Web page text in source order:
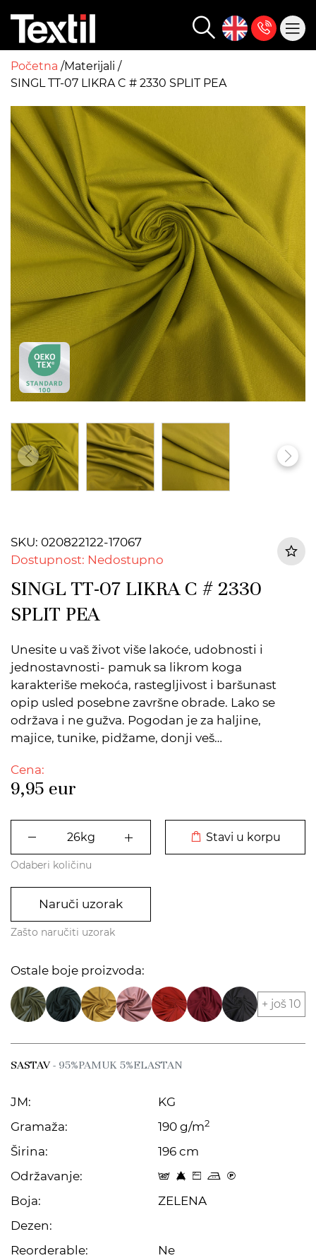
Početna Materijali
SINGL TT-07 LIKRA C # 2330 SPLIT PEA
SKU: 020822122-17067
Dostupnost: Nedostupno
SINGL TT-07 LIKRA C # 2330
SPLIT PEA
Unesite u vaš život više lakoće, udobnosti i
jednostavnosti- pamuk sa likrom koga
karakteriše mekoća, rastegljivost i baršunast
opip usled posebne završne obrade. Lako se
održava i ne gužva. Pogodan je za haljine,
majice, tunike, pidžame, donji veš…
Cena:
9,95 eur
Stavi u korpu
Odaberi količinu
Naruči uzorak
Zašto naručiti uzorak
Ostale boje proizvoda:
+ još 10
SASTAV- 95%PAMUK 5%ELASTAN
JM:
KG
Gramaža:
190 g/m2
Širina:
196 cm
Održavanje:
t 8 Z p C
Boja:
ZELENA
Dezen:
Reorderable:
Ne